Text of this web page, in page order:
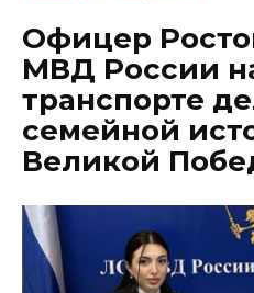
Офицер
МВД России
транспорте
семейной
Великой